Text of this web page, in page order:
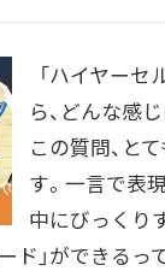
「ハイヤーセ
ら、どんな感
この質問、と
す。一言で表
中にびっくり
ド」ができるっ